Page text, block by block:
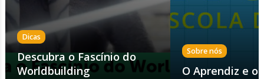
Dicas
Descubra o Fascínio do
Worldbuilding
Sobre nós
O Aprendiz e o